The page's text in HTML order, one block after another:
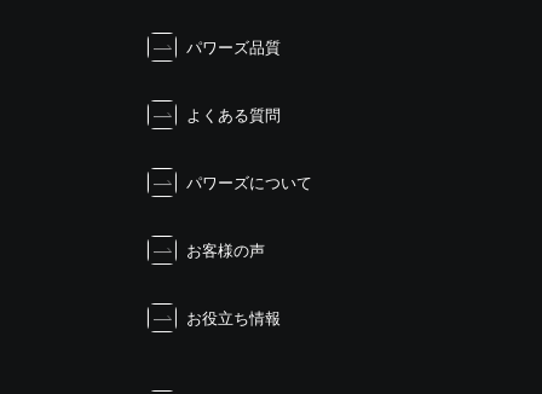
パワーズ品質
よくある質問
パワーズについて
お客様の声
お役立ち情報